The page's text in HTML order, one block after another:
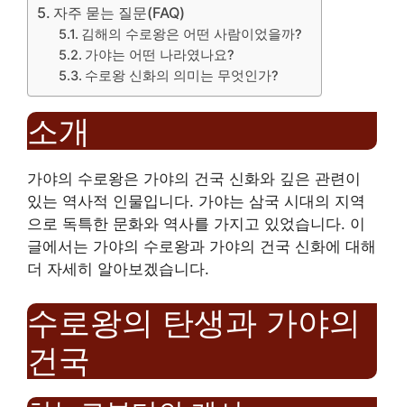
자주 묻는 질문(FAQ)
김해의 수로왕은 어떤 사람이었을까?
가야는 어떤 나라였나요?
수로왕 신화의 의미는 무엇인가?
소개
가야의 수로왕은 가야의 건국 신화와 깊은 관련이
있는 역사적 인물입니다. 가야는 삼국 시대의 지역
으로 독특한 문화와 역사를 가지고 있었습니다. 이
글에서는 가야의 수로왕과 가야의 건국 신화에 대해
더 자세히 알아보겠습니다.
수로왕의 탄생과 가야의
건국